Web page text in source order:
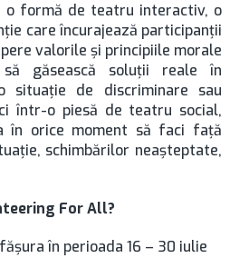
o formă de teatru interactiv, o
care încurajează participanţii
valorile şi principiile morale
găsească soluţii reale în
situaţie de discriminare sau
într-o piesă de teatru social,
în orice moment să faci faţă
schimbărilor neaşteptate,
For All?
în perioada 16 – 30 iulie